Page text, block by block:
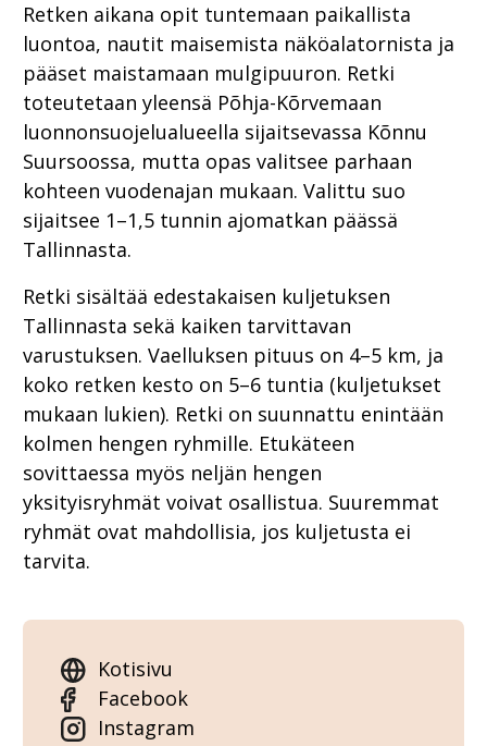
Retken aikana opit tuntemaan paikallista
luontoa, nautit maisemista näköalatornista ja
pääset maistamaan mulgipuuron. Retki
toteutetaan yleensä Põhja-Kõrvemaan
luonnonsuojelualueella sijaitsevassa Kõnnu
Suursoossa, mutta opas valitsee parhaan
kohteen vuodenajan mukaan. Valittu suo
sijaitsee 1–1,5 tunnin ajomatkan päässä
Tallinnasta.
Retki sisältää edestakaisen kuljetuksen
Tallinnasta sekä kaiken tarvittavan
varustuksen. Vaelluksen pituus on 4–5 km, ja
koko retken kesto on 5–6 tuntia (kuljetukset
mukaan lukien). Retki on suunnattu enintään
kolmen hengen ryhmille. Etukäteen
sovittaessa myös neljän hengen
yksityisryhmät voivat osallistua. Suuremmat
ryhmät ovat mahdollisia, jos kuljetusta ei
tarvita.
Kotisivu
Facebook
Instagram